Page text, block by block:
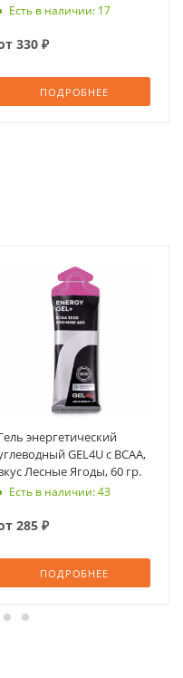
Есть в наличии: 17
330 ₽
ПОДРОБНЕЕ
энергетический
GEL4U с ВСАА,
Лесные Ягоды, 60 гр.
Есть в наличии: 43
285 ₽
ПОДРОБНЕЕ